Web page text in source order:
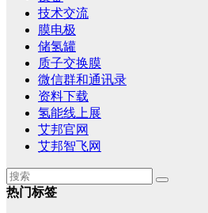
技术交流
膜电极
储氢罐
质子交换膜
微信群和通讯录
资料下载
氢能线上展
艾邦官网
艾邦智飞网
热门标签